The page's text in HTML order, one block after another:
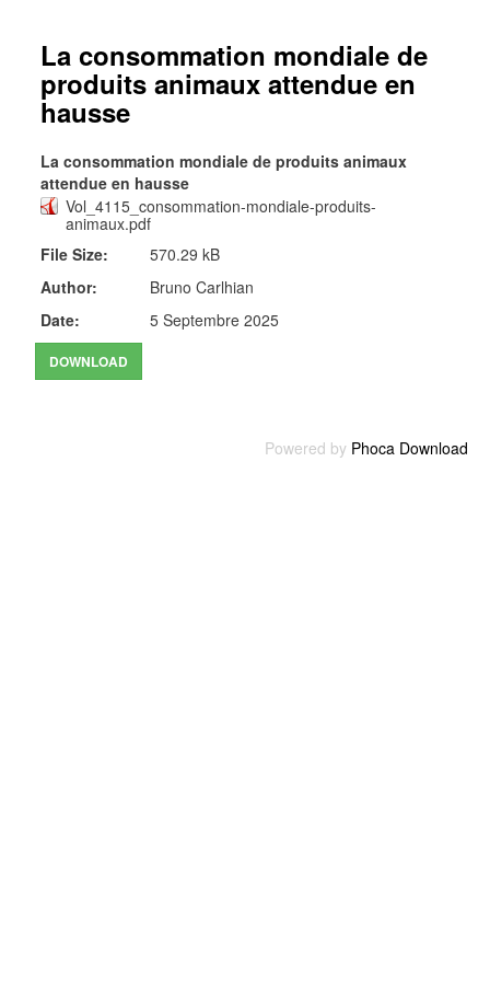
La consommation mondiale de
produits animaux attendue en
hausse
La consommation mondiale de produits animaux
attendue en hausse
Vol_4115_consommation-mondiale-produits-
animaux.pdf
File Size:
570.29 kB
Author:
Bruno Carlhian
Date:
5 Septembre 2025
Powered by Phoca Download